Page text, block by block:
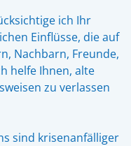
ich Ihr
Einflüsse, die auf
Nachbarn, Freunde,
helfe Ihnen, alte
zu verlassen
sind krisenanfälliger